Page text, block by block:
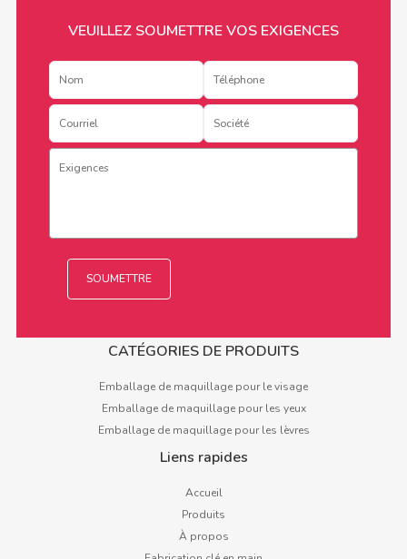
VEUILLEZ SOUMETTRE VOS EXIGENCES
CATÉGORIES DE PRODUITS
Emballage de maquillage pour le visage
Emballage de maquillage pour les yeux
Emballage de maquillage pour les lèvres
Liens rapides
Accueil
Produits
À propos